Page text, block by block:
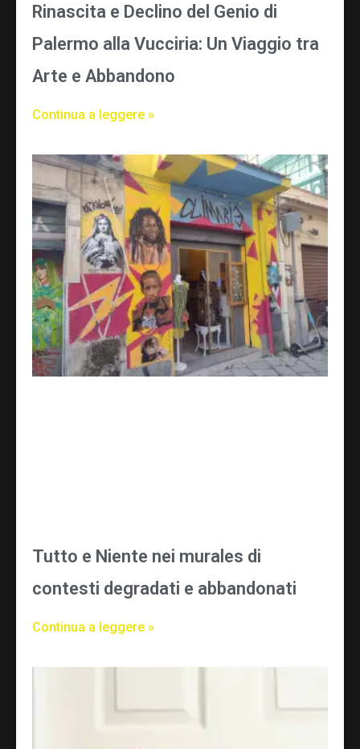
Rinascita e Declino del Genio di
Palermo alla Vucciria: Un Viaggio tra
Arte e Abbandono
Continua a leggere »
Tutto e Niente nei murales di
contesti degradati e abbandonati
Continua a leggere »